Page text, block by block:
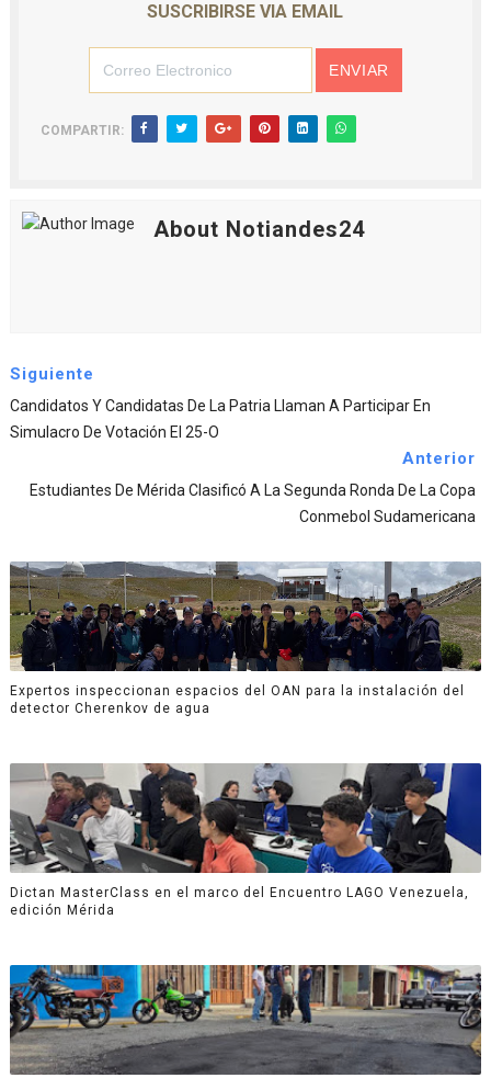
SUSCRIBIRSE VIA EMAIL
COMPARTIR:
About Notiandes24
Siguiente
Candidatos Y Candidatas De La Patria Llaman A Participar En
Simulacro De Votación El 25-O
Anterior
Estudiantes De Mérida Clasificó A La Segunda Ronda De La Copa
Conmebol Sudamericana
Expertos inspeccionan espacios del OAN para la instalación del
detector Cherenkov de agua
Dictan MasterClass en el marco del Encuentro LAGO Venezuela,
edición Mérida